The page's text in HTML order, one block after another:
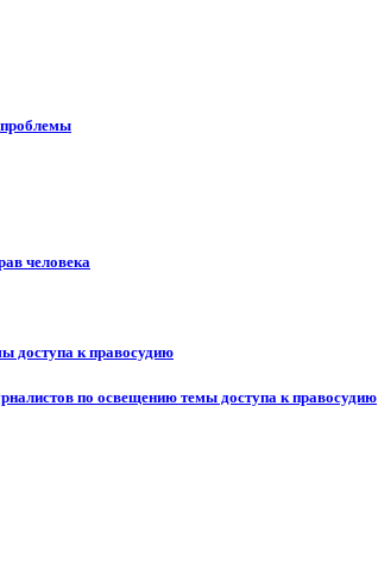
человека
доступа к правосудию
по освещению темы доступа к правосудию